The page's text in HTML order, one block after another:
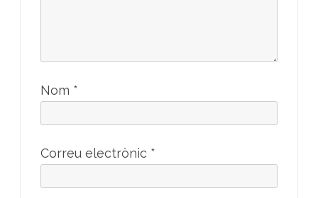
Nom *
Correu electrònic *